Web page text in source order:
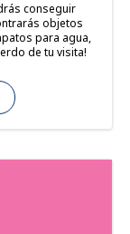
conseguir
objetos
para agua,
de tu visita!